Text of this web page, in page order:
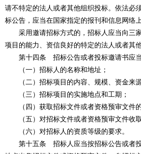
请不特定的法人或者其他组织投标。依法必
标公告，应当在国家指定的报刊和信息网络上
采用邀请招标方式的，招标人应当向三
项目的能力、资信良好的特定的法人或者其
第十四条 招标公告或者投标邀请书应当
（一）招标人的名称和地址；
（二）招标项目的内容、规模、资金来源
（三）招标项目的实施地点和工期；
（四）获取招标文件或者资格预审文件的
（五）对招标文件或者资格预审文件收取
（六）对招标人的资质等级的要求。
第十五条 招标人应当按招标公告或者投